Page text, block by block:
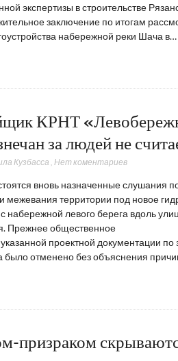
экспертизы в строительстве
заключение по итогам
набережной реки Шача в…
КРНТ
за людей не
Кузбасса Нет коментариев
вновь назначенные слушания
межевания территории под новое
набережной левого берега вдоль
Прежнее общественное
проектной документации по
было отменено без объяснения
призраком